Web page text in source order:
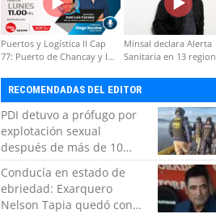
Puertos y Logística II Cap
77: Puerto de Chancay y la
Minsal declara Alerta
Sanitaria en 13
RECOMENDADAS DEL EDITOR
PDI detuvo a prófugo por
explotación sexual
después de más de 10
horas de navegación en la
zona austral
Conducía en estado de
ebriedad: Exarquero
Nelson Tapia quedó con